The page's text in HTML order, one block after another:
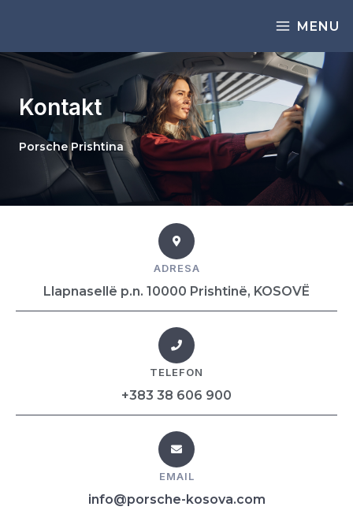
MENU
Kontakt
Porsche Prishtina
ADRESA
Llapnasellë p.n. 10000 Prishtinë, KOSOVË
TELEFON
+383 38 606 900
EMAIL
info@porsche-kosova.com